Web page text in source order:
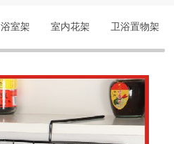
浴室架 室内花架 卫浴置物架